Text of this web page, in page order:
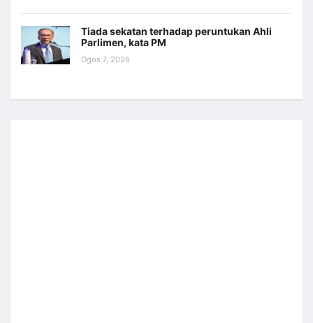
Tiada sekatan terhadap peruntukan Ahli
Parlimen, kata PM
Ogos 7, 2026